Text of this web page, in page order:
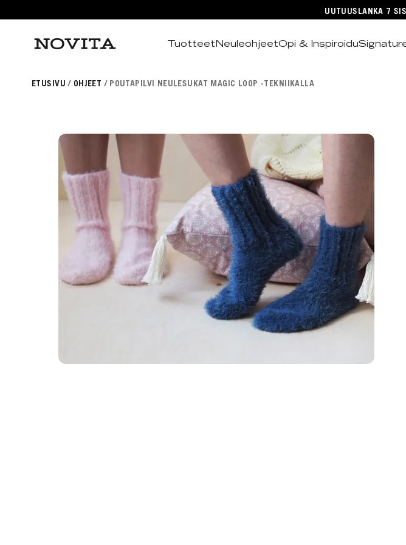
UUTUUSLANKA 7
TuotteetNeuleohjeetOpi & Inspiroidu
ETUSIVU OHJEET POUTAPILVI NEULESUKAT MAGIC LOOP -TEKNIIKALLA